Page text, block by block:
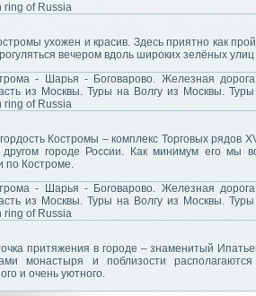
ухожен и красив. Здесь приятно как
вечером вдоль широких зелёных
Костромы – комплекс Торговых рядов
городе России. Как минимум его мы
по Костроме.
притяжения в городе – знаменитый
монастыря и поблизости
и очень уютного.